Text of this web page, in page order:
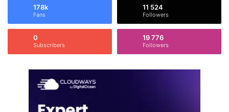
178k
Fans
11 524
Followers
0
Subscribers
19 776
Followers